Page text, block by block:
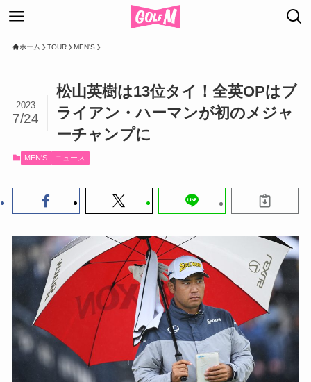
ホーム TOUR MEN'S
松山英樹は13位タイ！全英OPはブ
ライアン・ハーマンが初のメジャ
ーチャンプに
2023
7/24
MEN'S ニュース